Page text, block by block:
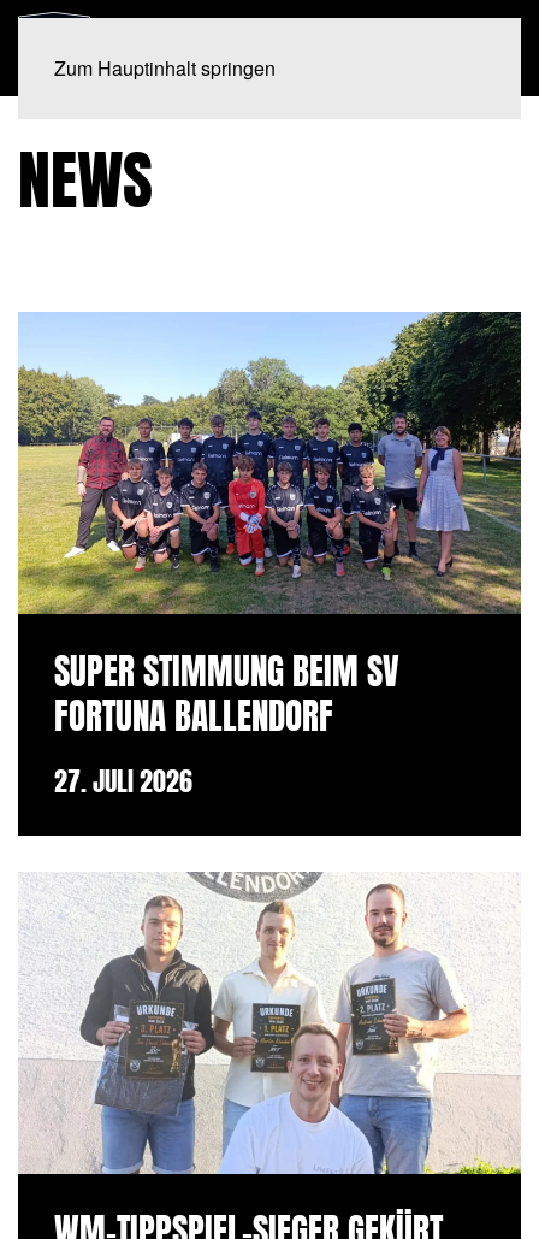
Zum Hauptinhalt springen
NEWS
SUPER STIMMUNG BEIM SV
FORTUNA BALLENDORF
27. JULI 2026